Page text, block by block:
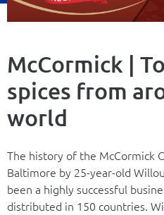
McCormick |
spices from
world
The history of the McCormick
Baltimore by 25-year-old
been a highly successful
distributed in 150 countries.